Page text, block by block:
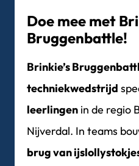
Doe mee met
Bruggenbattle!
Brinkie’s
techniekwedstrijd
leerlingen in de regio
Nijverdal. In teams
brug van